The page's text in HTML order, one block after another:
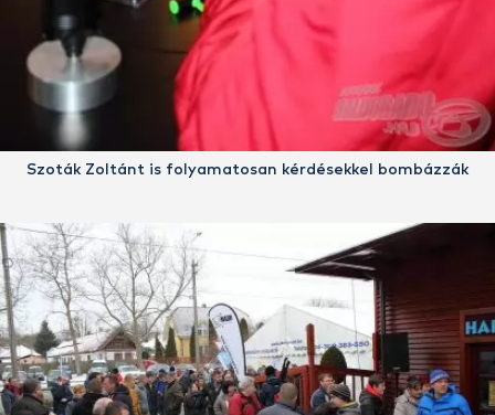
Szoták Zoltánt is folyamatosan kérdésekkel bombázzák